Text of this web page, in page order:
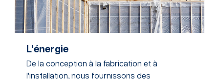
L'énergie
De la conception à la fabrication et à
l'installation, nous fournissons des